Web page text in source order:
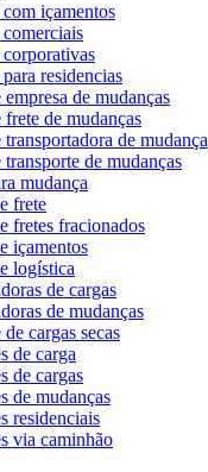
içamentos
residencias
de mudanças
frete de mudanças
transportadora de mudança
de mudanças
mudança
frete
fretes fracionados
içamentos
logística
de cargas
de mudanças
cargas secas
de carga
de cargas
de mudanças
residenciais
via caminhão